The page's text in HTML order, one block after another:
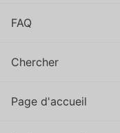
FAQ
Chercher
Page d'accueil